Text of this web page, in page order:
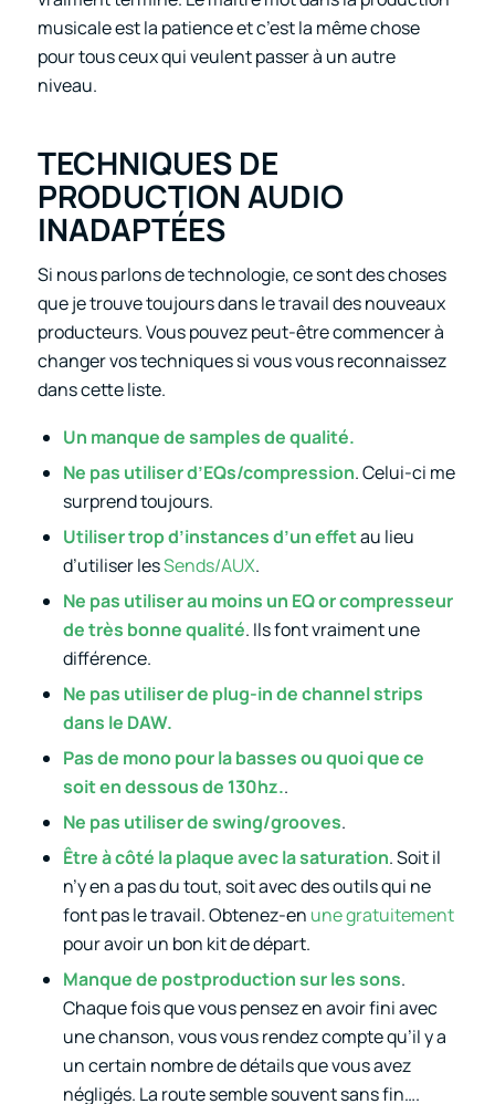
musicale est la patience et c’est la même chose
pour tous ceux qui veulent passer à un autre
niveau.
TECHNIQUES DE
PRODUCTION AUDIO
INADAPTÉES
Si nous parlons de technologie, ce sont des choses
que je trouve toujours dans le travail des nouveaux
producteurs. Vous pouvez peut-être commencer à
changer vos techniques si vous vous reconnaissez
dans cette liste.
Un manque desamples de qualité.
Ne pas utiliserd’EQs/compression. Celui-ci me
surprend toujours.
Utiliser trop d’instances d’un effetau lieu
d’utiliser lesSends/AUX.
Ne pas utiliser au moins un EQorcompresseur
de très bonne qualité. Ils font vraiment une
différence.
Ne pas utiliser de plug-in dechannel strips
dans le DAW.
Pasde mono pour la bassesou quoi que ce
soit en dessous de 130hz..
Ne pas utiliser deswing/grooves.
Être à côté la plaque avec lasaturation. Soit il
n’y en a pas du tout, soit avec des outils qui ne
font pas le travail. Obtenez-en une gratuitement
pour avoir un bon kit de départ.
Manque de postproductionsur les sons.
Chaque fois que vous pensez en avoir fini avec
une chanson, vous vous rendez compte qu’il y a
un certain nombre de détails que vous avez
négligés. La route semble souvent sans fin….